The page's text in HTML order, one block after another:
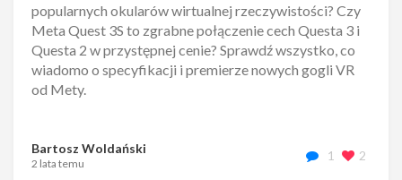
popularnych okularów wirtualnej rzeczywistości? Czy
Meta Quest 3S to zgrabne połączenie cech Questa 3 i
Questa 2 w przystępnej cenie? Sprawdź wszystko, co
wiadomo o specyfikacji i premierze nowych gogli VR
od Mety.
Bartosz Woldański
2 lata temu
1 2